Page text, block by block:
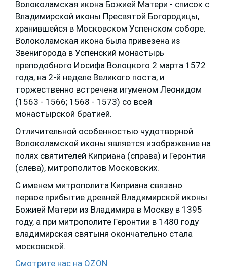
Волоколамская икона Божией Матери - список с
Владимирской иконы Пресвятой Богородицы,
хранившейся в Московском Успенском соборе.
Волоколамская икона была привезена из
Звенигорода в Успенский монастырь
преподобного Иосифа Волоцкого 2 марта 1572
года, на 2-й неделе Великого поста, и
торжественно встречена игуменом Леонидом
(1563 - 1566; 1568 - 1573) со всей
монастырской братией.
Отличительной особенностью чудотворной
Волоколамской иконы является изображение на
полях святителей Киприана (справа) и Геронтия
(слева), митрополитов Московских.
С именем митрополита Киприана связано
первое прибытие древней Владимирской иконы
Божией Матери из Владимира в Москву в 1395
году, а при митрополите Геронтии в 1480 году
владимирская святыня окончательно стала
московской.
Смотрите нас на OZON